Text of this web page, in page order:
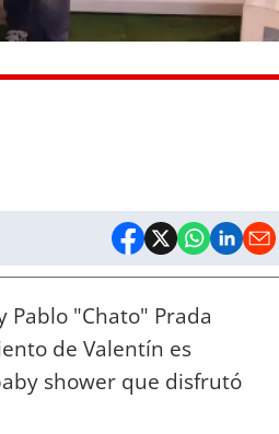
Pablo "Chato" Prada
de Valentín es
shower que disfrutó